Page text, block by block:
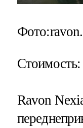
Стоимость:
Ravon